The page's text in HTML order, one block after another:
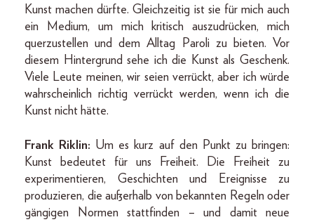
Kunst machen dürfte. Gleichzeitig ist sie für mich auch
ein Medium, um mich kritisch auszudrücken, mich
querzustellen und dem Alltag Paroli zu bieten. Vor
diesem Hintergrund sehe ich die Kunst als Geschenk.
Viele Leute meinen, wir seien verrückt, aber ich würde
wahrscheinlich richtig verrückt werden, wenn ich die
Kunst nicht hätte.
Frank Riklin: Um es kurz auf den Punkt zu bringen:
Kunst bedeutet für uns Freiheit. Die Freiheit zu
experimentieren, Geschichten und Ereignisse zu
produzieren, die außerhalb von bekannten Regeln oder
gängigen Normen stattfinden – und damit neue